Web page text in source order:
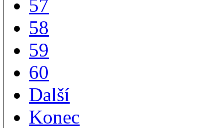
57
58
59
60
Další
Konec